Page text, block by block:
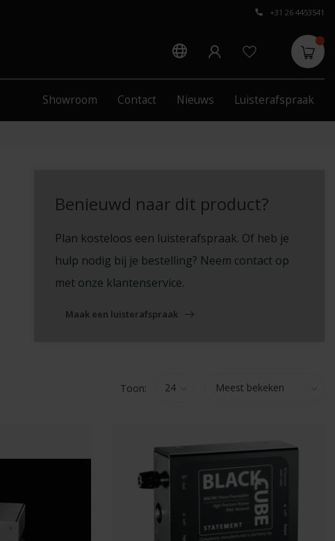
+31 26 4453541
Showroom Contact Nieuws Luisterafspraak
Benieuwd naar dit product?
Plan kosteloos een luisterafspraak. Of heb je
hulp nodig bij je bestelling? Neem contact op
met onze klantenservice.
Maak een luisterafspraak
Toon: